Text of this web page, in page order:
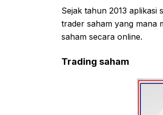
Sejak tahun 2013 aplikasi
trader saham yang mana
saham secara online.
Trading saham